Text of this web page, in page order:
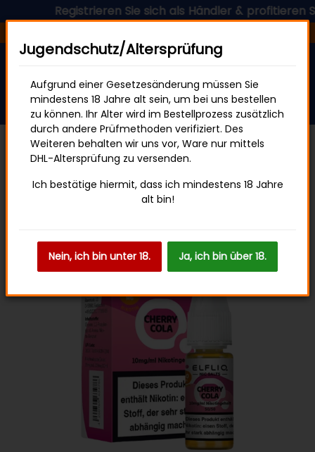
Registrieren Sie sich als Händler & profitieren
ELFBAR Elfliq 10mg
Jugendschutz/Altersprüfung
Aufgrund einer Gesetzesänderung müssen Sie
mindestens 18 Jahre alt sein, um bei uns bestellen
zu können. Ihr Alter wird im Bestellprozess zusätzlich
durch andere Prüfmethoden verifiziert. Des
Weiteren behalten wir uns vor, Ware nur mittels
DHL-Altersprüfung zu versenden.
Ich bestätige hiermit, dass ich mindestens 18 Jahre
alt bin!
Nein, ich bin unter 18. Ja, ich bin über 18.